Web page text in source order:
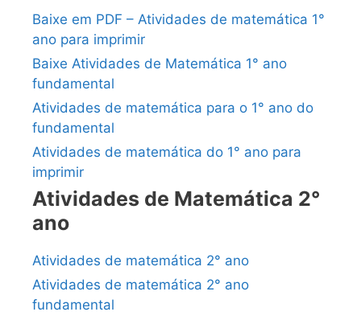
Baixe em PDF – Atividades de matemática 1°
ano para imprimir
Baixe Atividades de Matemática 1° ano
fundamental
Atividades de matemática para o 1° ano do
fundamental
Atividades de matemática do 1° ano para
imprimir
Atividades de Matemática 2°
ano
Atividades de matemática 2° ano
Atividades de matemática 2° ano
fundamental